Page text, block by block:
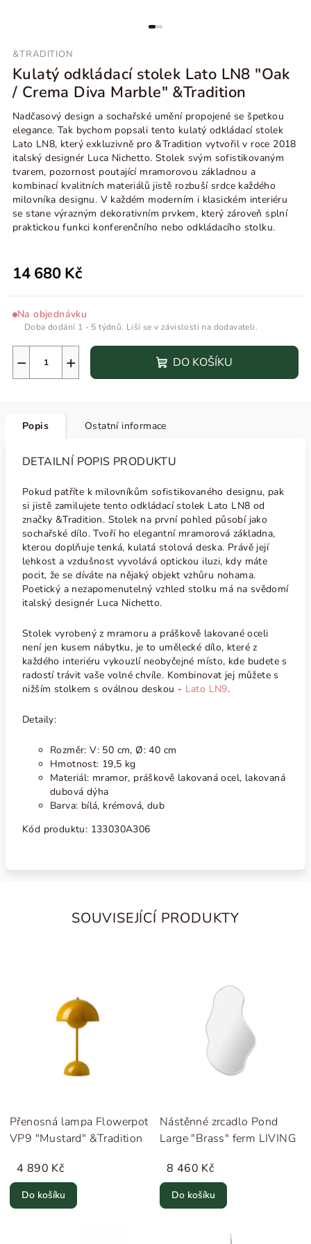
&TRADITION
Kulatý odkládací stolek Lato LN8 "Oak
/ Crema Diva Marble" &Tradition
Nadčasový design a sochařské umění propojené se špetkou
elegance. Tak bychom popsali tento kulatý odkládací stolek
Lato LN8, který exkluzivně pro &Tradition vytvořil v roce 2018
italský designér Luca Nichetto. Stolek svým sofistikovaným
tvarem, pozornost poutající mramorovou základnou a
kombinací kvalitních materiálů jistě rozbuší srdce každého
milovníka designu. V každém moderním i klasickém interiéru
se stane výrazným dekorativním prvkem, který zároveň splní
praktickou funkci konferenčního nebo odkládacího stolku.
14 680 Kč
Na objednávku
Doba dodání 1 - 5 týdnů. Liší se v závislosti na dodavateli.
+
− DO KOŠÍKU
Popis Ostatní informace
DETAILNÍ POPIS PRODUKTU
Pokud patříte k milovníkům sofistikovaného designu, pak
si jistě zamilujete tento odkládací stolek Lato LN8 od
značky &Tradition. Stolek na první pohled působí jako
sochařské dílo. Tvoří ho elegantní mramorová základna,
kterou doplňuje tenká, kulatá stolová deska. Právě její
lehkost a vzdušnost vyvolává optickou iluzi, kdy máte
pocit, že se díváte na nějaký objekt vzhůru nohama.
Poetický a nezapomenutelný vzhled stolku má na svědomí
italský designér Luca Nichetto.
Stolek vyrobený z mramoru a práškově lakované oceli
není jen kusem nábytku, je to umělecké dílo, které z
každého interiéru vykouzlí neobyčejné místo, kde budete s
radostí trávit vaše volné chvíle. Kombinovat jej můžete s
nižším stolkem s oválnou deskou - Lato LN9.
Detaily:
Rozměr: V: 50 cm, Ø: 40 cm
Hmotnost: 19,5 kg
Materiál: mramor, práškově lakovaná ocel, lakovaná
dubová dýha
Barva: bílá, krémová, dub
Kód produktu: 133030A306
SOUVISEJÍCÍ PRODUKTY
Přenosná lampa Flowerpot
VP9 "Mustard" &Tradition
4 890 Kč
Do košíku
Nástěnné zrcadlo Pond
Large "Brass" ferm LIVING
8 460 Kč
Do košíku